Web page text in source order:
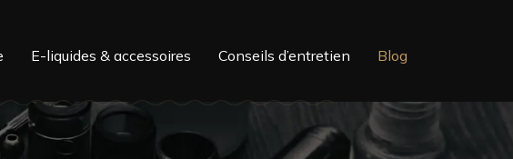
E-liquides & accessoires Conseils d’entretien Blog